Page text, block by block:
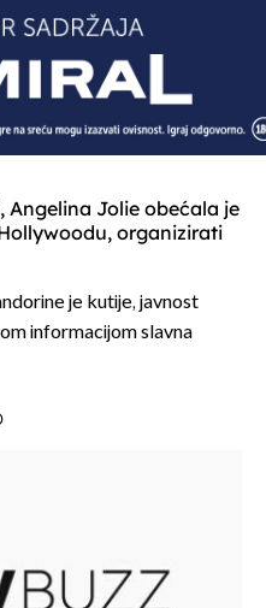
Angelina Jolie obećala je
organizirati
je kutije, javnost
informacijom slavna